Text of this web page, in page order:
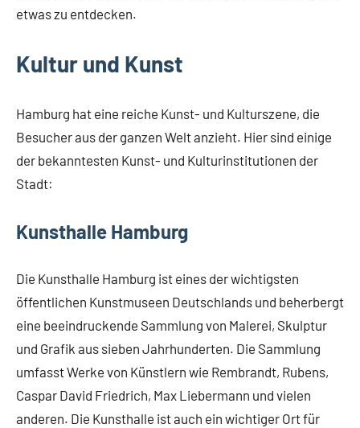
etwas zu entdecken.
Kultur und Kunst
Hamburg hat eine reiche Kunst- und Kulturszene, die
Besucher aus der ganzen Welt anzieht. Hier sind einige
der bekanntesten Kunst- und Kulturinstitutionen der
Stadt:
Kunsthalle Hamburg
Die Kunsthalle Hamburg ist eines der wichtigsten
öffentlichen Kunstmuseen Deutschlands und beherbergt
eine beeindruckende Sammlung von Malerei, Skulptur
und Grafik aus sieben Jahrhunderten. Die Sammlung
umfasst Werke von Künstlern wie Rembrandt, Rubens,
Caspar David Friedrich, Max Liebermann und vielen
anderen. Die Kunsthalle ist auch ein wichtiger Ort für